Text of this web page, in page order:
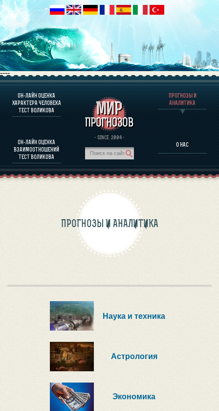
----
ОН-ЛАЙН ОЦЕНКА
ХАРАКТЕРА ЧЕЛОВЕКА
ТЕСТ ВОЛИКОВА
ОН-ЛАЙН ОЦЕНКА
ВЗАИМООТНОШЕНИЙ
ТЕСТ ВОЛИКОВА
· SINCE. 2004 ·
ПРОГНОЗЫ И
АНАЛИТИКА
О НАС
О ПРОГРАММЕ
ОЦЕНКА ХАРАКТЕРA ЧЕЛОВЕКА
ОЦЕНКА ХАРАКТЕРА ВЫДАЮЩИХСЯ ЛИЧНОСТЕЙ
О ПРОГРАММЕ
ПРОГНОЗЫ И АНАЛИТИКА
ПРОГНОЗЫ И АНАЛИТИКА
Наука и техника
Астрология
Экономика